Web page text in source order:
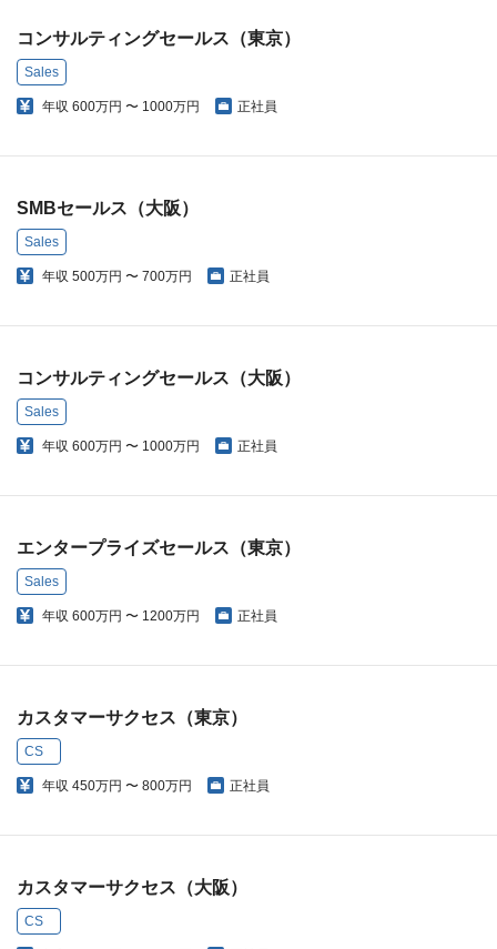
コンサルティングセールス（東京）
Sales
年収 600万円 〜 1000万円 正社員
SMBセールス（大阪）
Sales
年収 500万円 〜 700万円 正社員
コンサルティングセールス（大阪）
Sales
年収 600万円 〜 1000万円 正社員
エンタープライズセールス（東京）
Sales
年収 600万円 〜 1200万円 正社員
カスタマーサクセス（東京）
CS
年収 450万円 〜 800万円 正社員
カスタマーサクセス（大阪）
CS